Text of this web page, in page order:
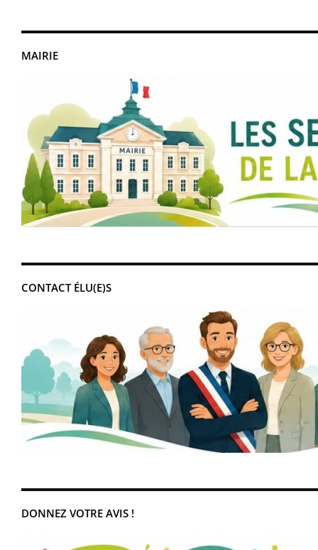
MAIRIE
CONTACT ÉLU(E)S
DONNEZ VOTRE AVIS !